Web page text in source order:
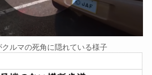
クルマの死角に隠れている様子